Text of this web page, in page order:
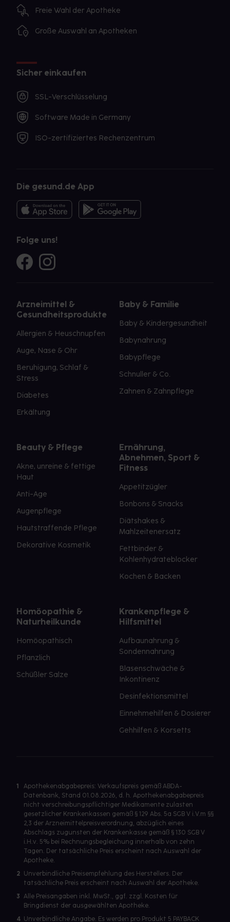
Freie Wahl der Apotheke
Große Auswahl an Apotheken
Sicher einkaufen
SSL-Verschlüsselung
Software Made in Germany
ISO-zertifiziertes Rechenzentrum
Die gesund.de App
Folge uns!
Arzneimittel &
Gesundheitsprodukte
Allergien & Heuschnupfen
Auge, Nase & Ohr
Beruhigung, Schlaf &
Stress
Diabetes
Erkältung
Baby & Familie
Baby & Kindergesundheit
Babynahrung
Babypflege
Schnuller & Co.
Zahnen & Zahnpflege
Beauty & Pflege
Akne, unreine & fettige
Haut
Anti-Age
Augenpflege
Hautstraffende Pflege
Dekorative Kosmetik
Ernährung,
Abnehmen, Sport &
Fitness
Appetitzügler
Bonbons & Snacks
Diätshakes &
Mahlzeitenersatz
Fettbinder &
Kohlenhydrateblocker
Kochen & Backen
Homöopathie &
Naturheilkunde
Homöopathisch
Pflanzlich
Schüßler Salze
Krankenpflege &
Hilfsmittel
Aufbaunahrung &
Sondennahrung
Blasenschwäche &
Inkontinenz
Desinfektionsmittel
Einnehmehilfen & Dosierer
Gehhilfen & Korsetts
1
Apothekenabgabepreis: Verkaufspreis gemäß ABDA-
Datenbank, Stand 01.08.2026, d. h. Apothekenabgabepreis
nicht verschreibungspflichtiger Medikamente zulasten
gesetzlicher Krankenkassen gemäß § 129 Abs. 5a SGB V i.V.m §§
2,3 der Arzneimittelpreisverordnung, abzüglich eines
Abschlags zugunsten der Krankenkasse gemäß § 130 SGB V
i.H.v. 5% bei Rechnungsbegleichung innerhalb von zehn
Tagen. Der tatsächliche Preis erscheint nach Auswahl der
Apotheke.
2 Unverbindliche Preisempfehlung des Herstellers. Der
tatsächliche Preis erscheint nach Auswahl der Apotheke.
3 Alle Preisangaben inkl. MwSt., ggf. zzgl. Kosten für
Bringdienst der ausgewählten Apotheke.
4 Unverbindliche Angabe. Es werden pro Produkt 5 PAYBACK